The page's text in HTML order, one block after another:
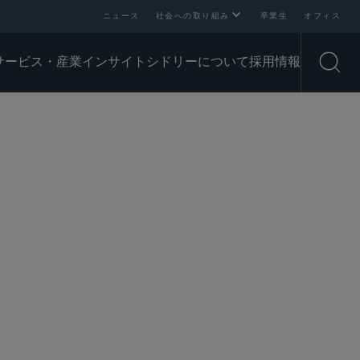
ニュース 社会への取り組み 卒業生 オフィス
ービス・産業インサイト シドリーについて採用情報